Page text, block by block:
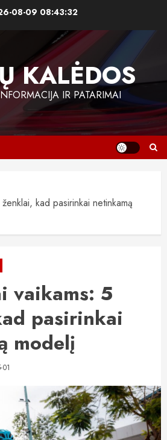
08-09 08:43:32
KALĖDOS
IR PATARIMAI
kad pasirinkai netinkamą
vaikams: 5
pasirinkai
modelį